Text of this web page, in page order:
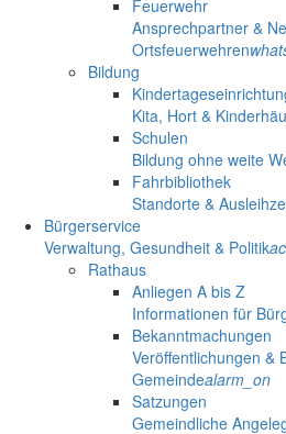
Feuerwehr
Ansprechpartner &
Ortsfeuerwehren
Bildung
Kita, Hort &
Schulen
Bildung ohne weite
Fahrbibliothek
Standorte &
Bürgerservice
Verwaltung, Gesundheit & Politik
Rathaus
Anliegen A bis Z
Informationen für
Bekanntmachungen
Veröffentlichungen &
Gemeindealarm_on
Satzungen
Gemeindliche